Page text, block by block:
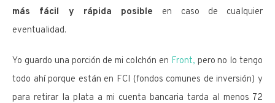
más fácil y rápida posible en caso de cualquier
eventualidad.
Yo guardo una porción de mi colchón en Front, pero no lo tengo
todo ahí porque están en FCI (fondos comunes de inversión) y
para retirar la plata a mi cuenta bancaria tarda al menos 72